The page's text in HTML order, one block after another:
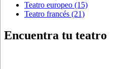
Teatro europeo (15)
Teatro francés (21)
Encuentra tu teatro